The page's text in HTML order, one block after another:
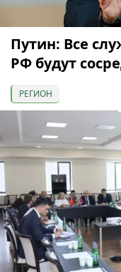
Путин: Все
РФ будут
РЕГИОН